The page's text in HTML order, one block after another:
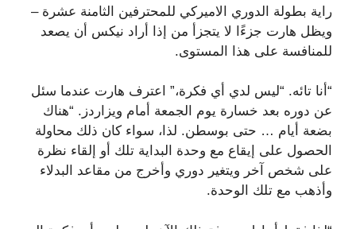
راية بطولة الدوري الاميركي للمحترفين الثامنة عشرة –
ويظل هارت جزءًا لا يتجزأ من إذا أراد نيكس أن يصعد
للمنافسة على هذا المستوى.
“أنا تائه. “ليس لدي أي فكرة،” اعترف هارت عندما سئل
عن دوره بعد خسارة يوم الجمعة أمام ويزاردز. “هناك
بضعة أيام … حتى بوسطن. لذا، سواء كان ذلك محاولة
الحصول على إيقاع مع وحدة البداية تلك أو إلقاء نظرة
على شخص آخر ويتغير دوري وأخرج من مقاعد البدلاء
وأذهب مع تلك الوحدة.